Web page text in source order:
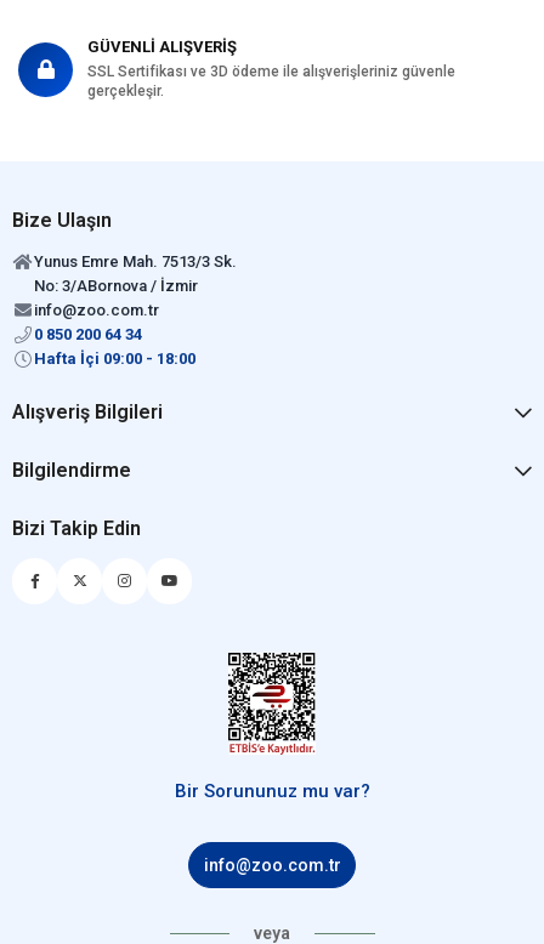
GÜVENLİ ALIŞVERİŞ
SSL Sertifikası ve 3D ödeme ile alışverişleriniz güvenle
gerçekleşir.
Bize Ulaşın
Yunus Emre Mah. 7513/3 Sk.
No: 3/ABornova / İzmir
info@zoo.com.tr
0 850 200 64 34
Hafta İçi 09:00 - 18:00
Alışveriş Bilgileri
Bilgilendirme
Bizi Takip Edin
Bir Sorununuz mu var?
info@zoo.com.tr
veya